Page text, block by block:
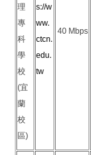
理
專
科
學
校
(宜
蘭
校
區)
s://w
ww.
ctcn.
edu.
tw
40 Mbps